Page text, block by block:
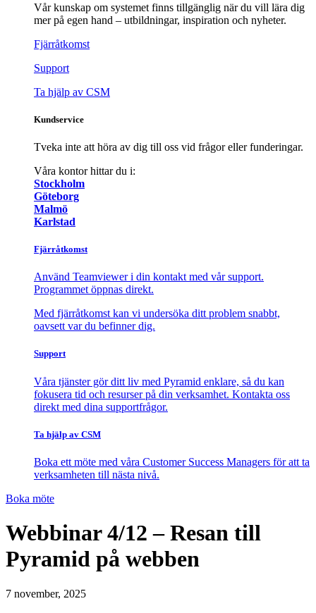
Vår kunskap om systemet finns tillgänglig när du vill lära dig
mer på egen hand – utbildningar, inspiration och nyheter.
Fjärråtkomst
Support
Ta hjälp av CSM
Kundservice
Tveka inte att höra av dig till oss vid frågor eller funderingar.
Våra kontor hittar du i:
Stockholm
Göteborg
Malmö
Karlstad
Fjärråtkomst
Använd Teamviewer i din kontakt med vår support.
Programmet öppnas direkt.
Med fjärråtkomst kan vi undersöka ditt problem snabbt,
oavsett var du befinner dig.
Support
Våra tjänster gör ditt liv med Pyramid enklare, så du kan
fokusera tid och resurser på din verksamhet. Kontakta oss
direkt med dina supportfrågor.
Ta hjälp av CSM
Boka ett möte med våra Customer Success Managers för att ta
verksamheten till nästa nivå.
Boka möte
Webbinar 4/12 – Resan till
Pyramid på webben
7 november, 2025